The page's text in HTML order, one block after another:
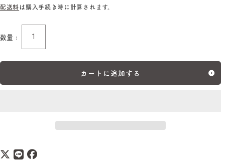
価
配送料は購入手続き時に計算されます。
数量 :
カートに追加する